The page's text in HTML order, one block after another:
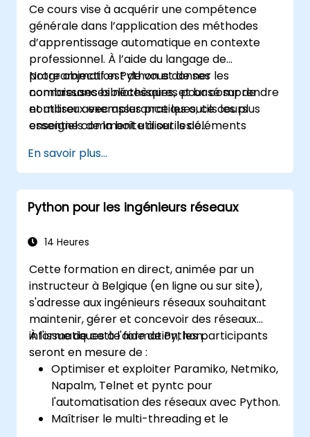
Ce cours vise à acquérir une compétence
générale dans l’application des méthodes
d’apprentissage automatique en contexte
professionnel. À l’aide du langage de
programmation Python et de ses
nombreuses bibliothèques, et basé sur de
nombreux exemples pratiques, ce cours
enseigne comment utiliser les éléments
automatique, comment prendre des
décisions concernant la modélisation des
données, interpréter les sorties des
algorithmes et valider les résultats.
Notre objectif est de vous donner les
connaissances nécessaires pour comprendre
et utiliser avec assurance les outils les plus
essentiels de la boîte à outils de
les écueils courants des applications en
sciences des données.
En savoir plus...
Python pour les ingénieurs réseaux
14 Heures
Cette formation en direct, animée par un
instructeur à Belgique (en ligne ou sur site),
s'adresse aux ingénieurs réseaux souhaitant
maintenir, gérer et concevoir des réseaux
informatiques à l'aide de Python.
À l'issue de cette formation, les participants
seront en mesure de :
Optimiser et exploiter Paramiko, Netmiko,
Napalm, Telnet et pyntc pour
l'automatisation des réseaux avec Python.
Maîtriser le multi-threading et le